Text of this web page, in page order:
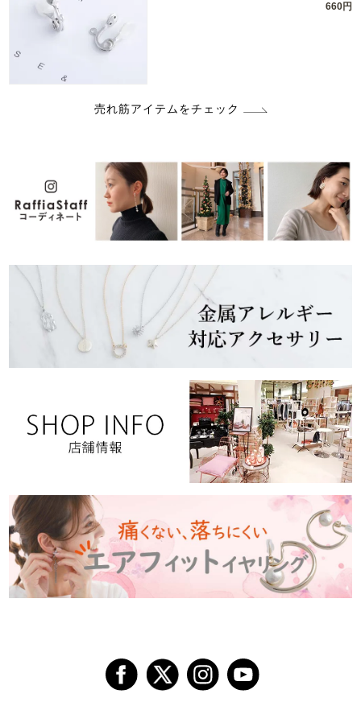
660円
売れ筋アイテムをチェック